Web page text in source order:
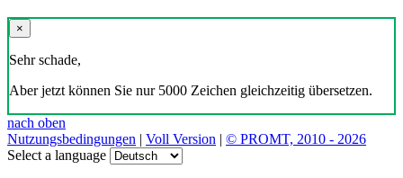
×
Sehr schade,
Aber jetzt können Sie nur 5000 Zeichen gleichzeitig übersetzen.
nach oben
Nutzungsbedingungen | Voll Version | © PROMT, 2010 - 2026
Select a language